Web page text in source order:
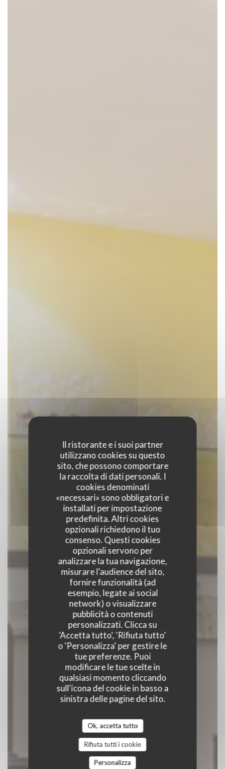
Il ristorante e i suoi partner
utilizzano cookies su questo
sito, che possono comportare
la raccolta di dati personali. I
cookies denominati
«necessari» sono obbligatori e
installati per impostazione
predefinita. Altri cookies
opzionali richiedono il tuo
consenso. Questi cookies
opzionali servono per
analizzare la tua navigazione,
misurare l'audience del sito,
fornire funzionalità (ad
esempio, legate ai social
network) o visualizzare
pubblicità o contenuti
personalizzati. Clicca su
'Accetta tutto', 'Rifiuta tutto'
o 'Personalizza' per gestire le
tue preferenze. Puoi
modificare le tue scelte in
qualsiasi momento cliccando
sull'icona del cookie in basso a
sinistra delle pagine del sito.
Ok, accetta tutto
Rifiuta tutti i cookie
Personalizza
C'est bon c'est belge
TRATTORIA|BRUXELLES
PRENOTA